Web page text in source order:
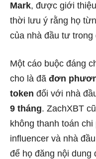
Mark, được giới
thời lưu ý rằng họ
của nhà đầu tư trong
Một cáo buộc đáng
cho là đã đơn
token đối với nhà
9 tháng. ZachXBT
không thanh toán
influencer và nhà
để họ đăng nội dung